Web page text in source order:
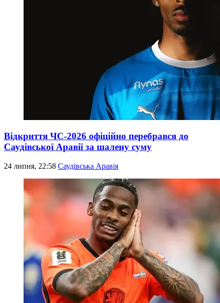
Відкриття ЧС-2026 офіційно перебрався до
Саудівської Аравії за шалену суму
24 липня, 22:58 Саудівська Аравія